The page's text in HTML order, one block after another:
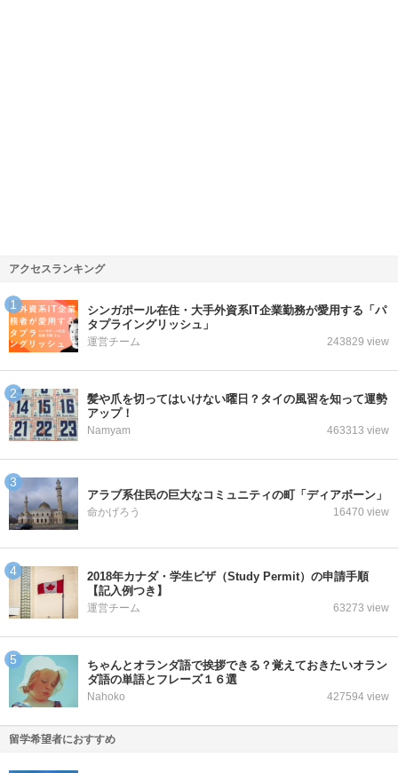
アクセスランキング
シンガポール在住・大手外資系IT企業勤務が愛用する「パ
タプライングリッシュ」
運営チーム 243829 view
髪や爪を切ってはいけない曜日？タイの風習を知って運勢
アップ！
Namyam 463313 view
アラブ系住民の巨大なコミュニティの町「ディアボーン」
命かげろう 16470 view
2018年カナダ・学生ビザ（Study Permit）の申請手順
【記入例つき】
運営チーム 63273 view
ちゃんとオランダ語で挨拶できる？覚えておきたいオラン
ダ語の単語とフレーズ１６選
Nahoko 427594 view
留学希望者におすすめ